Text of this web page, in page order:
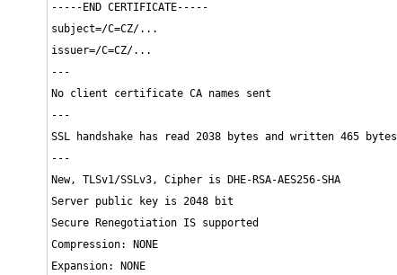
-----END CERTIFICATE-----
subject=/C=CZ/...
issuer=/C=CZ/...
---
No client certificate CA names sent
---
SSL handshake has read 2038 bytes and written 465 bytes
---
New, TLSv1/SSLv3, Cipher is DHE-RSA-AES256-SHA
Server public key is 2048 bit
Secure Renegotiation IS supported
Compression: NONE
Expansion: NONE